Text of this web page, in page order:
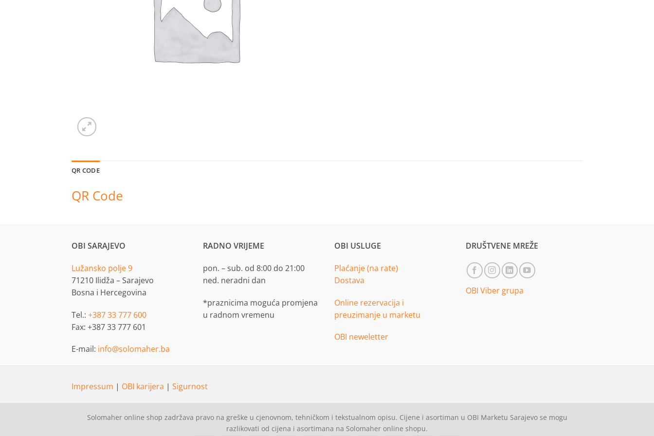
QR CODE
QR Code
OBI SARAJEVO
Lužansko polje 9
71210 Ilidža – Sarajevo
Bosna i Hercegovina
Tel.: +387 33 777 600
Fax: +387 33 777 601
E-mail: info@solomaher.ba
RADNO VRIJEME
pon. – sub. od 8:00 do 21:00
ned. neradni dan
*praznicima moguća promjena
u radnom vremenu
OBI USLUGE
Plaćanje (na rate)
Dostava
Online rezervacija i
preuzimanje u marketu
OBI neweletter
DRUŠTVENE MREŽE
OBI Viber grupa
Impressum | OBI karijera | Sigurnost
Solomaher online shop zadržava pravo na greške u cjenovnom, tehničkom i tekstualnom opisu. Cijene i asortiman u OBI Marketu Sarajevo se mogu
razlikovati od cijena i asortimana na Solomaher online shopu.